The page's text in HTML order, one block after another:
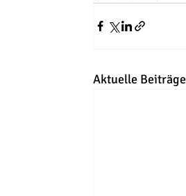
Aktuelle Beiträge